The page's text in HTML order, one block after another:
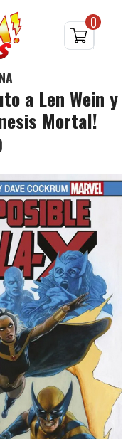
0
a Len Wein y
Mortal!